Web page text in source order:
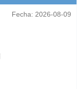
Fecha: 2026-08-09